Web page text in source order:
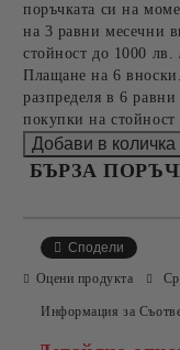
поръчката си на
на 3 равни месечни
стойност до 1000 лв.
Плащане на 6
разпределя в 6
покупки на
БЪРЗА
Сподели
Оцени продукта
Информация за